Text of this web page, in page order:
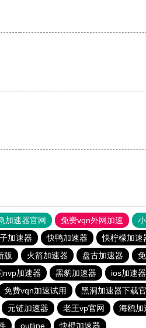
加速器官网 免费vqn外网加速
加速器 快鸭加速器 快柠檬加速
版 火箭加速器 盘古加速器
nvp加速器 黑豹加速器 ios加速器
免费vqn加速试用 黑洞加速器下载
元链加速器 老王vp官网 海鸥加
outline 快橙加速器